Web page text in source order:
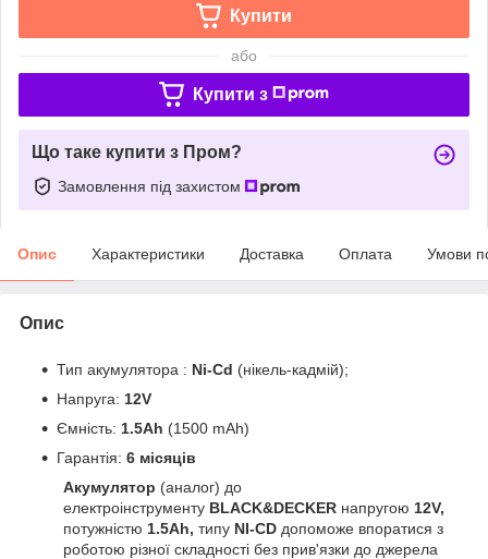
Купити
або
Купити з
Що таке купити з Пром?
Замовлення під захистом
Опис Характеристики Доставка Оплата Умови
Опис
Тип акумулятора : Ni-Cd (нікель-кадмій);
Напруга: 12V
Ємність: 1.5Ah (1500 mAh)
Гарантія: 6 місяців
Акумулятор (аналог) до
електроінструменту BLACK&DECKER напругою 12V,
потужністю 1.5Ah, типу NI-CD допоможе впоратися з
роботою різної складності без прив'язки до джерела